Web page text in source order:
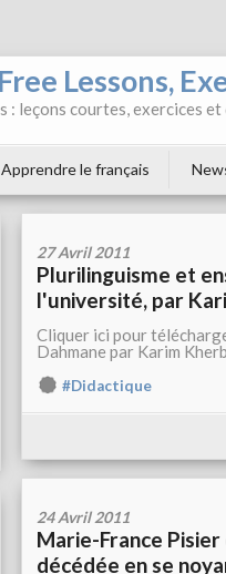
Lessons,
leçons courtes, exercices
Apprendre le français
27 Avril 2011
Plurilinguisme et
l'université, par
Cliquer ici pour
Dahmane par Karim
#Didactique
24 Avril 2011
Marie-France Pisier
décédée en se